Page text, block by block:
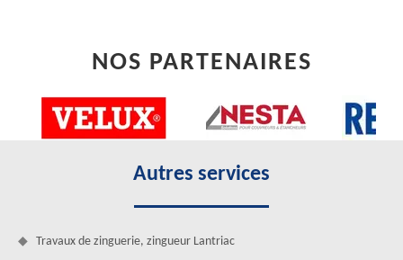
NOS PARTENAIRES
Autres services
Travaux de zinguerie, zingueur Lantriac